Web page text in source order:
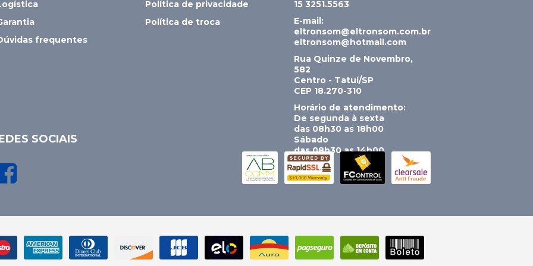
frequentes
Política de privacidade
Política de troca
15 3251.5563
E-mail:
eltronsom@eltronsom.com.br
eltronsom@hotmail.com
Rua Quinze de Novembro,
582
Centro - Tatuí/SP
CEP 18.270-310
Horário de atendimento:
De segunda à sexta
das 08h30 as 18h00
Sábado
das 08h30 as 14h00
SOCIAIS